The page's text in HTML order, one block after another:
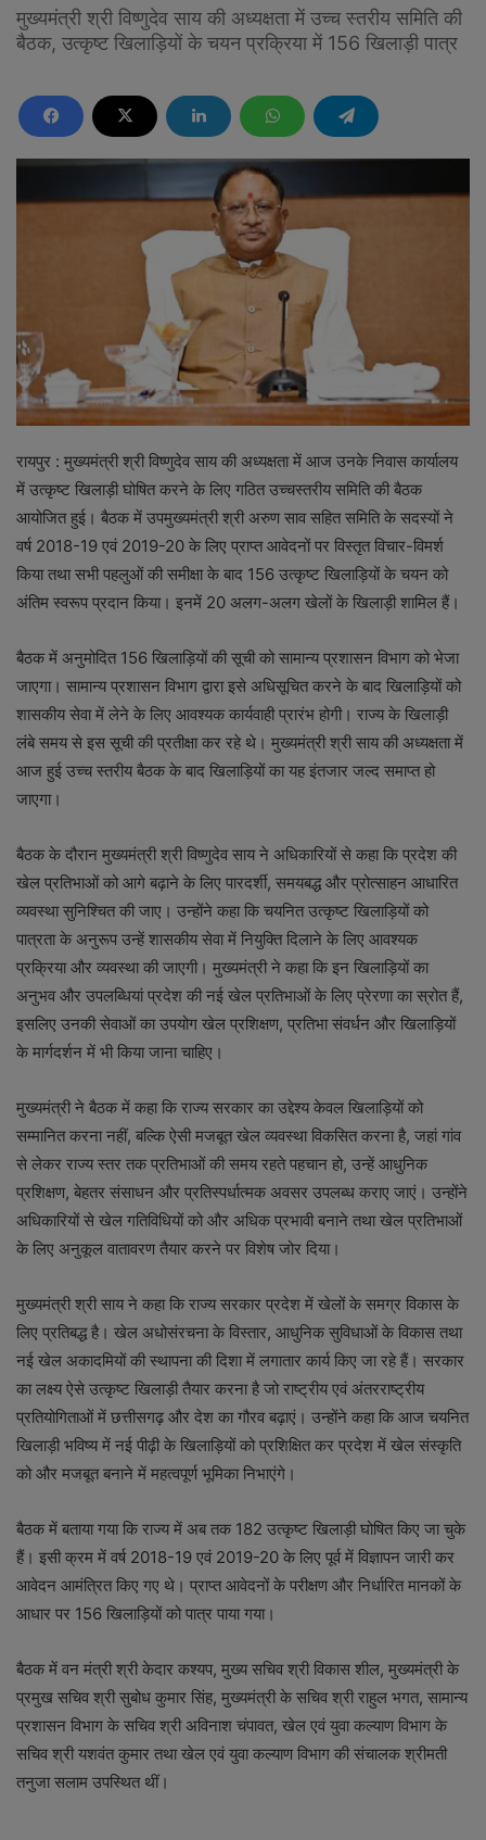
मुख्यमंत्री श्री विष्णुदेव साय की अध्यक्षता में उच्च स्तरीय समिति की
बैठक, उत्कृष्ट खिलाड़ियों के चयन प्रक्रिया में 156 खिलाड़ी पात्र
रायपुर : मुख्यमंत्री श्री विष्णुदेव साय की अध्यक्षता में आज उनके निवास कार्यालय
में उत्कृष्ट खिलाड़ी घोषित करने के लिए गठित उच्चस्तरीय समिति की बैठक
आयोजित हुई। बैठक में उपमुख्यमंत्री श्री अरुण साव सहित समिति के सदस्यों ने
वर्ष 2018-19 एवं 2019-20 के लिए प्राप्त आवेदनों पर विस्तृत विचार-विमर्श
किया तथा सभी पहलुओं की समीक्षा के बाद 156 उत्कृष्ट खिलाड़ियों के चयन को
अंतिम स्वरूप प्रदान किया। इनमें 20 अलग-अलग खेलों के खिलाड़ी शामिल हैं।
बैठक में अनुमोदित 156 खिलाड़ियों की सूची को सामान्य प्रशासन विभाग को भेजा
जाएगा। सामान्य प्रशासन विभाग द्वारा इसे अधिसूचित करने के बाद खिलाड़ियों को
शासकीय सेवा में लेने के लिए आवश्यक कार्यवाही प्रारंभ होगी। राज्य के खिलाड़ी
लंबे समय से इस सूची की प्रतीक्षा कर रहे थे। मुख्यमंत्री श्री साय की अध्यक्षता में
आज हुई उच्च स्तरीय बैठक के बाद खिलाड़ियों का यह इंतजार जल्द समाप्त हो
जाएगा।
बैठक के दौरान मुख्यमंत्री श्री विष्णुदेव साय ने अधिकारियों से कहा कि प्रदेश की
खेल प्रतिभाओं को आगे बढ़ाने के लिए पारदर्शी, समयबद्ध और प्रोत्साहन आधारित
व्यवस्था सुनिश्चित की जाए। उन्होंने कहा कि चयनित उत्कृष्ट खिलाड़ियों को
पात्रता के अनुरूप उन्हें शासकीय सेवा में नियुक्ति दिलाने के लिए आवश्यक
प्रक्रिया और व्यवस्था की जाएगी। मुख्यमंत्री ने कहा कि इन खिलाड़ियों का
अनुभव और उपलब्धियां प्रदेश की नई खेल प्रतिभाओं के लिए प्रेरणा का स्रोत हैं,
इसलिए उनकी सेवाओं का उपयोग खेल प्रशिक्षण, प्रतिभा संवर्धन और खिलाड़ियों
के मार्गदर्शन में भी किया जाना चाहिए।
मुख्यमंत्री ने बैठक में कहा कि राज्य सरकार का उद्देश्य केवल खिलाड़ियों को
सम्मानित करना नहीं, बल्कि ऐसी मजबूत खेल व्यवस्था विकसित करना है, जहां गांव
से लेकर राज्य स्तर तक प्रतिभाओं की समय रहते पहचान हो, उन्हें आधुनिक
प्रशिक्षण, बेहतर संसाधन और प्रतिस्पर्धात्मक अवसर उपलब्ध कराए जाएं। उन्होंने
अधिकारियों से खेल गतिविधियों को और अधिक प्रभावी बनाने तथा खेल प्रतिभाओं
के लिए अनुकूल वातावरण तैयार करने पर विशेष जोर दिया।
मुख्यमंत्री श्री साय ने कहा कि राज्य सरकार प्रदेश में खेलों के समग्र विकास के
लिए प्रतिबद्ध है। खेल अधोसंरचना के विस्तार, आधुनिक सुविधाओं के विकास तथा
नई खेल अकादमियों की स्थापना की दिशा में लगातार कार्य किए जा रहे हैं। सरकार
का लक्ष्य ऐसे उत्कृष्ट खिलाड़ी तैयार करना है जो राष्ट्रीय एवं अंतरराष्ट्रीय
प्रतियोगिताओं में छत्तीसगढ़ और देश का गौरव बढ़ाएं। उन्होंने कहा कि आज चयनित
खिलाड़ी भविष्य में नई पीढ़ी के खिलाड़ियों को प्रशिक्षित कर प्रदेश में खेल संस्कृति
को और मजबूत बनाने में महत्वपूर्ण भूमिका निभाएंगे।
बैठक में बताया गया कि राज्य में अब तक 182 उत्कृष्ट खिलाड़ी घोषित किए जा चुके
हैं। इसी क्रम में वर्ष 2018-19 एवं 2019-20 के लिए पूर्व में विज्ञापन जारी कर
आवेदन आमंत्रित किए गए थे। प्राप्त आवेदनों के परीक्षण और निर्धारित मानकों के
आधार पर 156 खिलाड़ियों को पात्र पाया गया।
बैठक में वन मंत्री श्री केदार कश्यप, मुख्य सचिव श्री विकास शील, मुख्यमंत्री के
प्रमुख सचिव श्री सुबोध कुमार सिंह, मुख्यमंत्री के सचिव श्री राहुल भगत, सामान्य
प्रशासन विभाग के सचिव श्री अविनाश चंपावत, खेल एवं युवा कल्याण विभाग के
सचिव श्री यशवंत कुमार तथा खेल एवं युवा कल्याण विभाग की संचालक श्रीमती
तनुजा सलाम उपस्थित थीं।